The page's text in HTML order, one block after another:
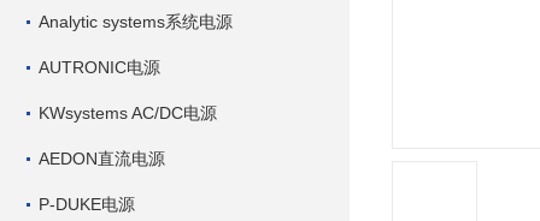
Analytic systems系统电源
AUTRONIC电源
KWsystems AC/DC电源
AEDON直流电源
P-DUKE电源